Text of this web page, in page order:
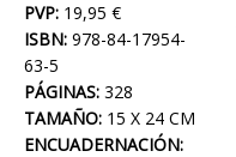
PVP: 19,95 €
ISBN: 978-84-17954-
63-5
PÁGINAS: 328
TAMAÑO: 15 X 24 CM
ENCUADERNACIÓN: